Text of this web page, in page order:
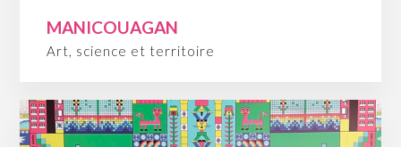
MANICOUAGAN
Art, science et territoire